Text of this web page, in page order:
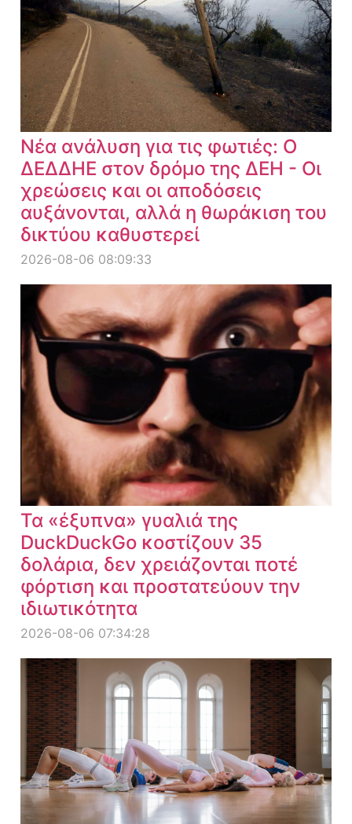
Νέα ανάλυση για τις φωτιές: Ο
ΔΕΔΔΗΕ στον δρόμο της ΔΕΗ - Οι
χρεώσεις και οι αποδόσεις
αυξάνονται, αλλά η θωράκιση του
δικτύου καθυστερεί
2026-08-06 08:09:33
Τα «έξυπνα» γυαλιά της
DuckDuckGo κοστίζουν 35
δολάρια, δεν χρειάζονται ποτέ
φόρτιση και προστατεύουν την
ιδιωτικότητα
2026-08-06 07:34:28